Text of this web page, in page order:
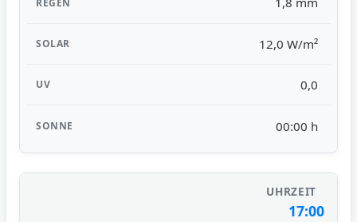
12,0 W/m²
0,0
00:00 h
17:00